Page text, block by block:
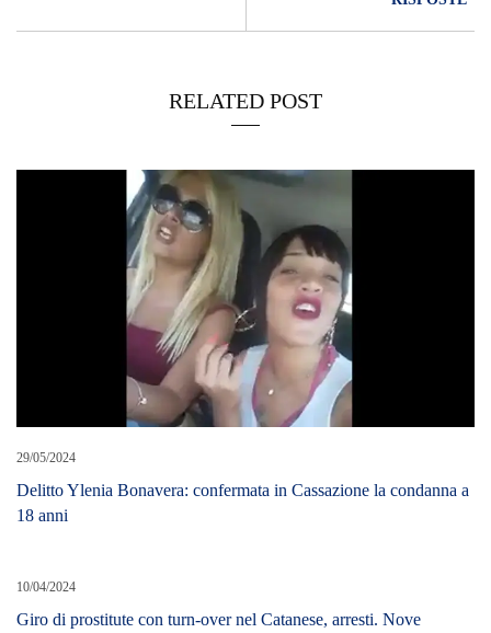
RELATED POST
29/05/2024
Delitto Ylenia Bonavera: confermata in Cassazione la condanna a
18 anni
10/04/2024
Giro di prostitute con turn-over nel Catanese, arresti. Nove